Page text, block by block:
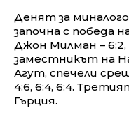
Денят за
започна с победа
Джон Милман – 6:2,
заместникът на
Агут, спечели
4:6, 6:4, 6:4.
Гърция.